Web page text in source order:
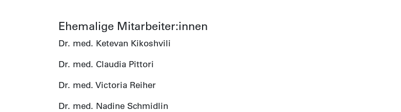
Ehemalige Mitarbeiter:innen
Dr. med. Ketevan Kikoshvili
Dr. med. Claudia Pittori
Dr. med. Victoria Reiher
Dr. med. Nadine Schmidlin